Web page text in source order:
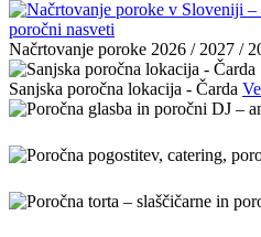
Načrtovanje poroke 2026 / 2027 /
Sanjska poročna lokacija - Čarda